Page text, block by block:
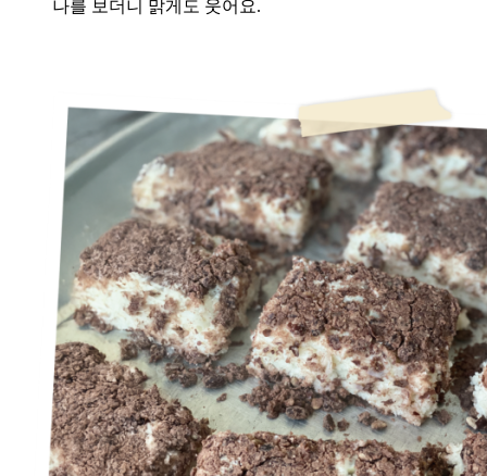
나를 보더니 맑게도 웃어요.